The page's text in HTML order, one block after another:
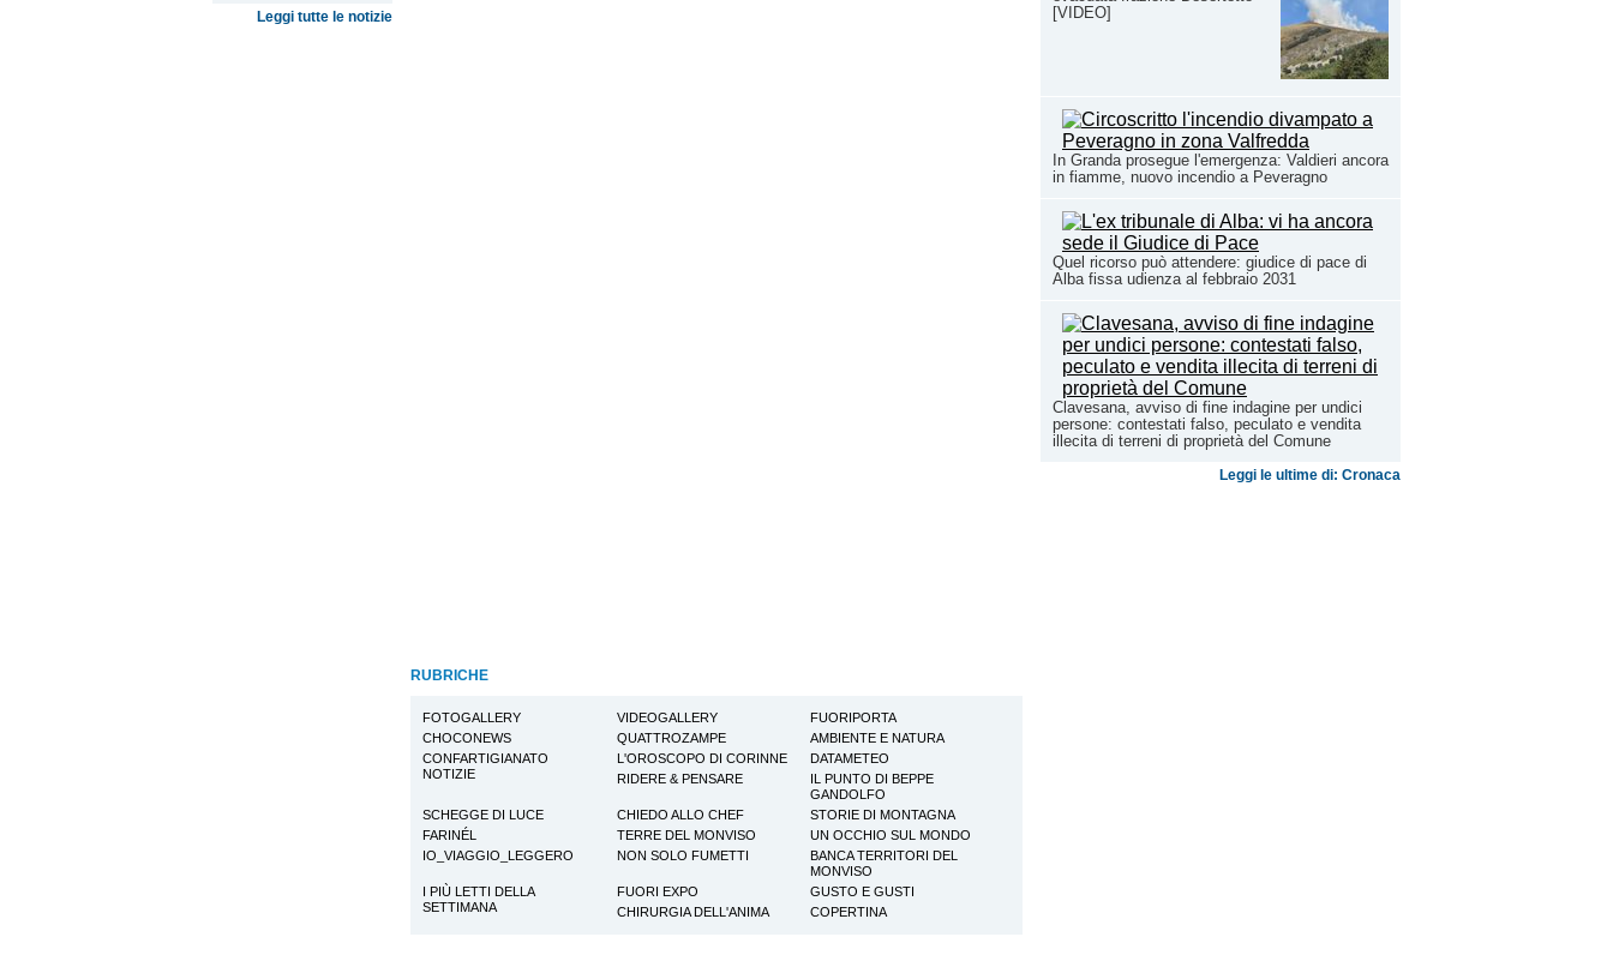
[VIDEO]
In Granda prosegue l'emergenza: Valdieri ancora
in fiamme, nuovo incendio a Peveragno
Quel ricorso può attendere: giudice di pace di
Alba fissa udienza al febbraio 2031
Clavesana, avviso di fine indagine per undici
persone: contestati falso, peculato e vendita
illecita di terreni di proprietà del Comune
Leggi le ultime di: Cronaca
Leggi tutte le notizie
RUBRICHE
FOTOGALLERY VIDEOGALLERY
FUORIPORTA
CHOCONEWS
QUATTROZAMPE
AMBIENTE E NATURA
CONFARTIGIANATO
NOTIZIE
L'OROSCOPO DI CORINNE
DATAMETEO
RIDERE & PENSARE
IL PUNTO DI BEPPE
GANDOLFO
SCHEGGE DI LUCE
CHIEDO ALLO CHEF
STORIE DI MONTAGNA
FARINÉL
TERRE DEL MONVISO
UN OCCHIO SUL MONDO
IO_VIAGGIO_LEGGERO
NON SOLO FUMETTI
BANCA TERRITORI DEL
MONVISO
I PIÙ LETTI DELLA
SETTIMANA
FUORI EXPO
GUSTO E GUSTI
CHIRURGIA DELL'ANIMA
COPERTINA